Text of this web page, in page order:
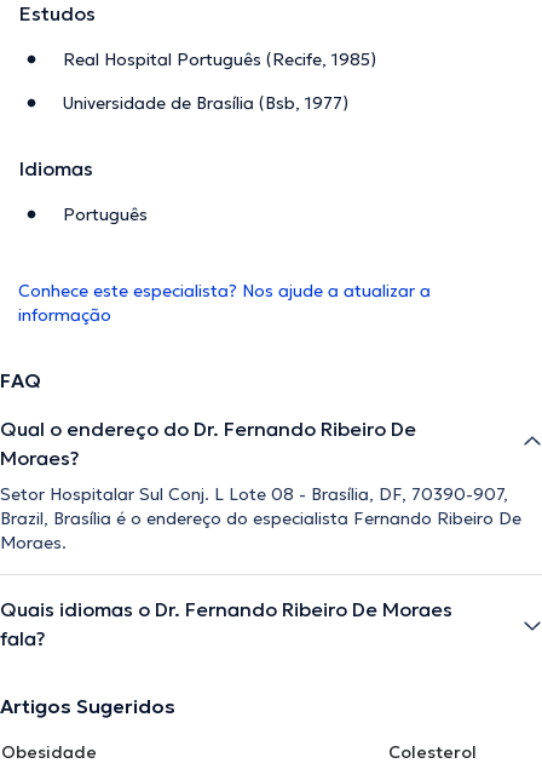
Estudos
Real Hospital Português (Recife, 1985)
Universidade de Brasília (Bsb, 1977)
Idiomas
Português
Conhece este especialista? Nos ajude a atualizar a
informação
FAQ
Qual o endereço do Dr. Fernando Ribeiro De
Moraes?
Setor Hospitalar Sul Conj. L Lote 08 - Brasília, DF, 70390-907,
Brazil, Brasília é o endereço do especialista Fernando Ribeiro De
Moraes.
Quais idiomas o Dr. Fernando Ribeiro De Moraes
fala?
Artigos Sugeridos
Obesidade
Colesterol